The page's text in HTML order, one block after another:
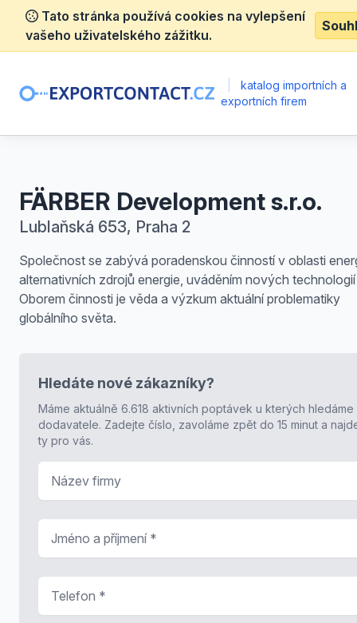
Tato stránka používá cookies na vylepšení
vašeho uživatelského zážitku.
katalog importních a
exportních firem
FÄRBER Development s.r.o.
Lublaňská 653, Praha 2
Společnost se zabývá poradenskou činností v oblasti
alternativních zdrojů energie, uváděním nových
Oborem činnosti je věda a výzkum aktuální problematiky
globálního světa.
Hledáte nové zákazníky?
Máme aktuálně 6.618 aktivních poptávek u kterých hledáme
dodavatele. Zadejte číslo, zavoláme zpět do 15 minut a
ty pro vás.